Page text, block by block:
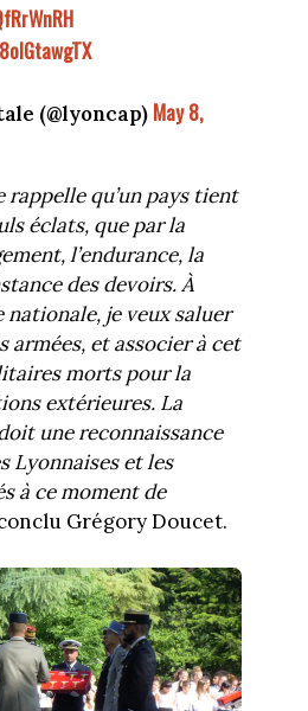
(@lyoncap) May 8,
rappelle qu’un pays tient
éclats, que par la
l’endurance, la
des devoirs. À
je veux saluer
armées, et associer à cet
morts pour la
extérieures. La
une reconnaissance
Lyonnaises et les
à ce moment de
Grégory Doucet.